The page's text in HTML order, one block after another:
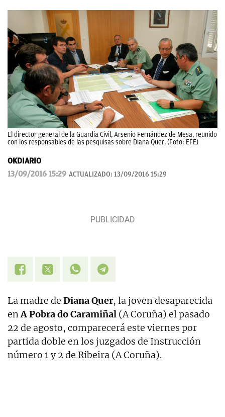
El director general de la Guardia Civil, Arsenio Fernández de Mesa, reunido
con los responsables de las pesquisas sobre Diana Quer. (Foto: EFE)
OKDIARIO
13/09/2016 15:29 ACTUALIZADO: 13/09/2016 15:29
La madre de Diana Quer, la joven desaparecida
enA Pobra do Caramiñal (A Coruña) el pasado
22 de agosto, comparecerá este viernes por
partida doble en los juzgados de Instrucción
número 1 y 2 de Ribeira (A Coruña).